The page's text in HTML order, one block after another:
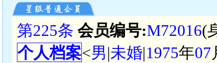
第225条 会员编号:M72016(
个人档案<男|未婚|1975年07